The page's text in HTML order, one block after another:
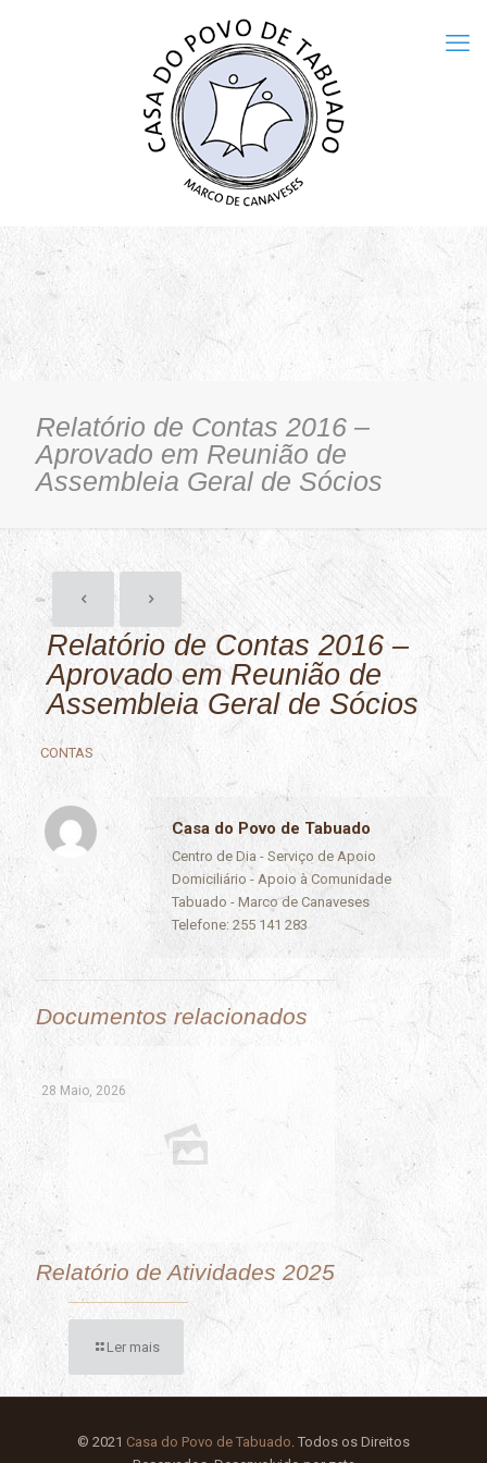
Relatório de Contas 2016 –
Aprovado em Reunião de
Assembleia Geral de Sócios
Relatório de Contas 2016 –
Aprovado em Reunião de
Assembleia Geral de Sócios
CONTAS
Casa do Povo de Tabuado
Centro de Dia - Serviço de Apoio
Domiciliário - Apoio à Comunidade
Tabuado - Marco de Canaveses
Telefone: 255 141 283
Documentos relacionados
28 Maio, 2026
Relatório de Atividades 2025
Ler mais
© 2021 Casa do Povo de Tabuado. Todos os Direitos